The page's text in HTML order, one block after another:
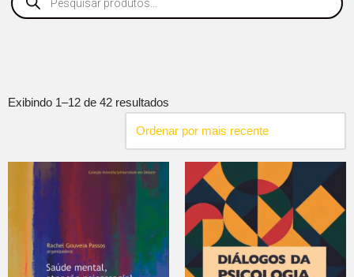
Exibindo 1–12 de 42 resultados